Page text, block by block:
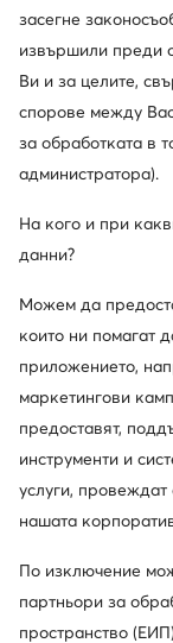
Обслужване на
За нас
Информации
засегне
извършили преди
Ви и за целите,
спорове между
за обработката в
администратора).
На кого и при
данни?
Можем да
които ни помагат
приложението,
маркетингови
предоставят,
инструменти и
услуги,
нашата
По изключение
партньори за
пространство